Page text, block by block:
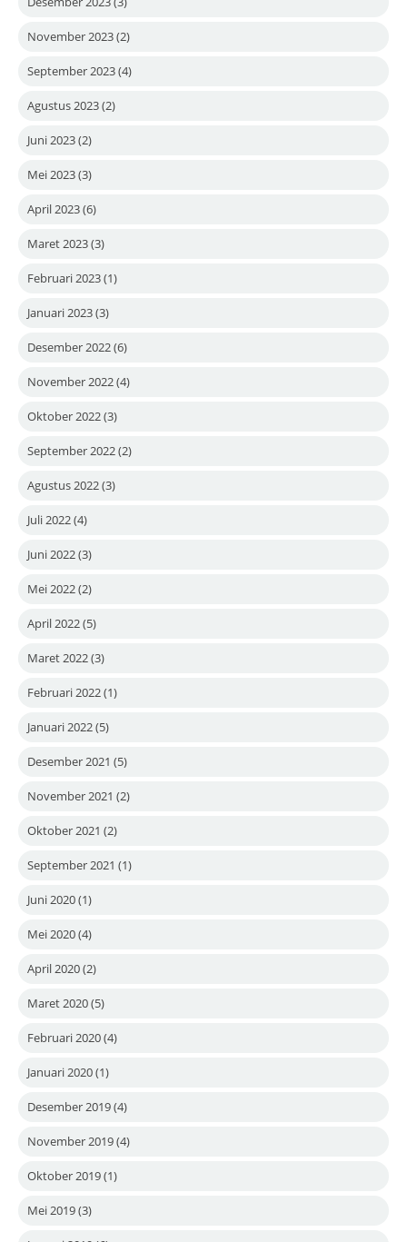
November 2023(2)
September 2023(4)
Agustus 2023(2)
Juni 2023(2)
Mei 2023(3)
April 2023(6)
Maret 2023(3)
Februari 2023(1)
Januari 2023(3)
Desember 2022(6)
November 2022(4)
Oktober 2022(3)
September 2022(2)
Agustus 2022(3)
Juli 2022(4)
Juni 2022(3)
Mei 2022(2)
April 2022(5)
Maret 2022(3)
Februari 2022(1)
Januari 2022(5)
Desember 2021 (5)
November 2021 (2)
Oktober 2021 (2)
September 2021 (1)
Juni 2020(1)
Mei 2020(4)
April 2020(2)
Maret 2020(5)
Februari 2020(4)
Januari 2020(1)
Desember 2019(4)
November 2019(4)
Oktober 2019(1)
Mei 2019(3)